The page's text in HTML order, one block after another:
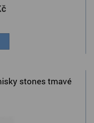
stones tmavé